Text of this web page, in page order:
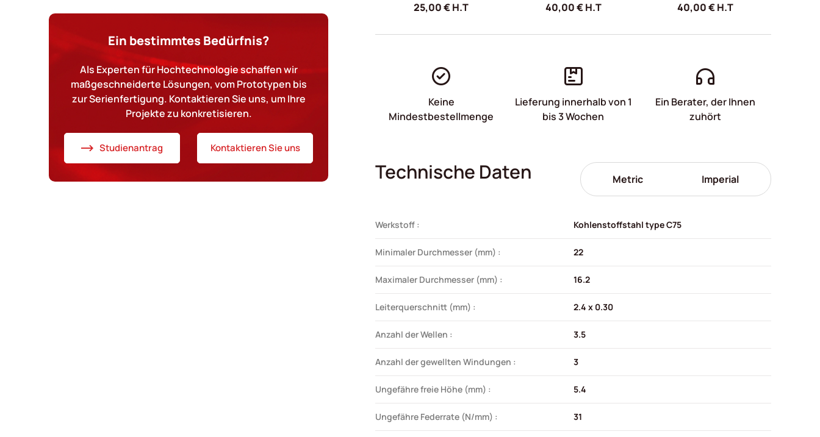
Ein bestimmtes Bedürfnis?
Als Experten für Hochtechnologie schaffen wir
maßgeschneiderte Lösungen, vom Prototypen bis
zur Serienfertigung. Kontaktieren Sie uns, um Ihre
Projekte zu konkretisieren.
Studienantrag Kontaktieren Sie uns
25,00€H.T
40,00€H.T
40,00€H.T
Keine
Mindestbestellmenge
Lieferung innerhalb von 1
bis 3 Wochen
Ein Berater, der Ihnen
zuhört
Technische Daten Metric Imperial
Werkstoff : Kohlenstoffstahl type C75
Minimaler Durchmesser (mm) : 22
Maximaler Durchmesser (mm) : 16.2
Leiterquerschnitt (mm) : 2.4 x 0.30
Anzahl der Wellen : 3.5
Anzahl der gewellten Windungen : 3
Ungefähre freie Höhe (mm) : 5.4
Ungefähre Federrate (N/mm) : 31